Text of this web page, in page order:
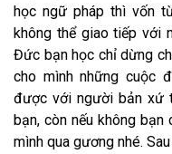
học ngữ pháp thì vốn
không thể giao tiếp với
Đức bạn học chỉ dừng
cho mình những cuộc
được với người bản xứ
bạn, còn nếu không
mình qua gương nhé.